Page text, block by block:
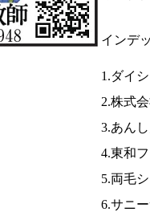
インデ
1.ダイ
2.株式
3.あん
4.東和
5.両毛
6.サニ